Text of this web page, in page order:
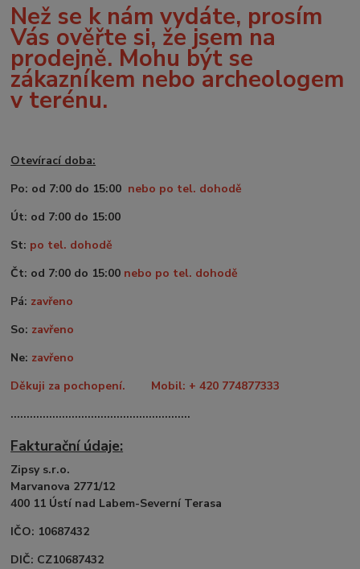
Než se k nám vydáte, prosím
Vás ověřte si, že jsem na
prodejně. Mohu být se
zákazníkem nebo archeologem
v terénu.
Otevírací doba:
Po: od 7:00 do 15:00 nebo po tel. dohodě
Út: od 7:00 do 15:00
St: po tel. dohodě
Čt: od 7:00 do 15:00 nebo po tel. dohodě
Pá: zavřeno
So: zavřeno
Ne: zavřeno
Děkuji za pochopení. Mobil: + 420 774877333
........................................................
Fakturační údaje:
Zipsy s.r.o.
Marvanova 2771/12
400 11 Ústí nad Labem-Severní Terasa
IČO: 10687432
DIČ: CZ10687432